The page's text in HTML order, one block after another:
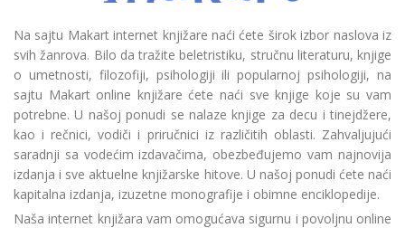
Na sajtu Makart internet knjižare naći ćete širok izbor naslova iz
svih žanrova. Bilo da tražite beletristiku, stručnu literaturu, knjige
o umetnosti, filozofiji, psihologiji ili popularnoj psihologiji, na
sajtu Makart online knjižare ćete naći sve knjige koje su vam
potrebne. U našoj ponudi se nalaze knjige za decu i tinejdžere,
kao i rečnici, vodiči i priručnici iz različitih oblasti. Zahvaljujući
saradnji sa vodećim izdavačima, obezbeđujemo vam najnovija
izdanja i sve aktuelne knjižarske hitove. U našoj ponudi ćete naći
kapitalna izdanja, izuzetne monografije i obimne enciklopedije.
Naša internet knjižara vam omogućava sigurnu i povoljnu online